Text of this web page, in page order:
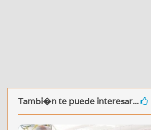
Tambi�n te puede interesar...